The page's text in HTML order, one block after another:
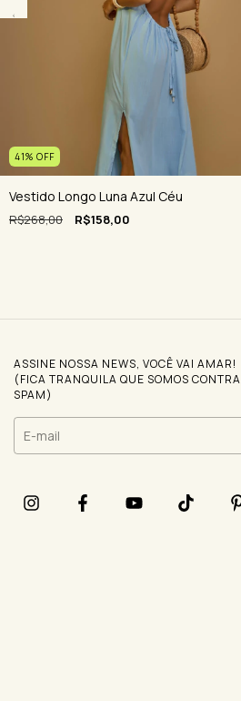
41% OFF
Vestido Longo Luna Azul Céu
R$268,00 R$158,00
ASSINE NOSSA NEWS, VOCÊ VAI AMAR!
(FICA TRANQUILA QUE SOMOS CONTRA
SPAM)